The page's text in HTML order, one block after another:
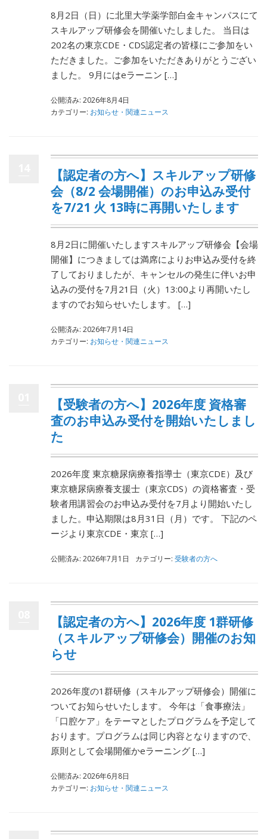
8月2日（日）に北里大学薬学部白金キャンパスにて
スキルアップ研修会を開催いたしました。 当日は
202名の東京CDE・CDS認定者の皆様にご参加をい
ただきました。ご参加をいただきありがとうござい
ました。 9月にはeラーニン […]
公開済み: 2026年8月4日
カテゴリー: お知らせ・関連ニュース
【認定者の方へ】スキルアップ研修
会（8/2 会場開催）のお申込み受付
を7/21 火 13時に再開いたします
8月2日に開催いたしますスキルアップ研修会【会場
開催】につきましては満席によりお申込み受付を終
了しておりましたが、キャンセルの発生に伴いお申
込みの受付を7月21日（火）13:00より再開いたし
ますのでお知らせいたします。 […]
公開済み: 2026年7月14日
カテゴリー: お知らせ・関連ニュース
【受験者の方へ】2026年度 資格審
査のお申込み受付を開始いたしまし
た
2026年度 東京糖尿病療養指導士（東京CDE）及び
東京糖尿病療養支援士（東京CDS）の資格審査・受
験者用講習会のお申込み受付を7月より開始いたし
ました。申込期限は8月31日（月）です。 下記のペ
ージより東京CDE・東京 […]
公開済み: 2026年7月1日 カテゴリー: 受験者の方へ
【認定者の方へ】2026年度 1群研修
（スキルアップ研修会）開催のお知
らせ
2026年度の1群研修（スキルアップ研修会）開催に
ついてお知らせいたします。 今年は「食事療法」
「口腔ケア」をテーマとしたプログラムを予定して
おります。プログラムは同じ内容となりますので、
原則として会場開催かeラーニング […]
公開済み: 2026年6月8日
カテゴリー: お知らせ・関連ニュース